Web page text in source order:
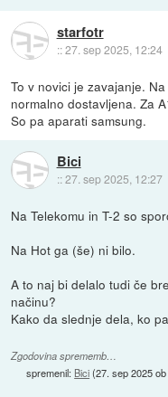
starfotr
::27. sep 2025, 12:24
To v novici je zavajanje.
normalno dostavljena. Za
So pa aparati samsung.
Bici
::27. sep 2025, 12:27
Na Telekomu in T-2 so
Na Hot ga (še) ni bilo.
A to naj bi delalo tudi če
načinu?
Kako da slednje dela, ko
Zgodovina sprememb…
spremenil: Bici(27. sep 2025